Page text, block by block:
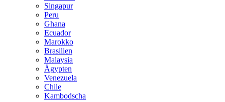
Singapur
Peru
Ghana
Ecuador
Marokko
Brasilien
Malaysia
Ägypten
Venezuela
Chile
Kambodscha